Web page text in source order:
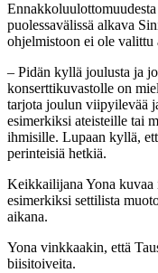
puolessavälissä alkava
ohjelmistoon ei ole valittu
– Pidän kyllä joulusta ja
konserttikuvastolle on
tarjota joulun viipyilevää
esimerkiksi ateisteille tai
ihmisille. Lupaan kyllä,
perinteisiä hetkiä.
Keikkailijana Yona kuvaa
esimerkiksi settilista
aikana.
Yona vinkkaakin, että
biisitoiveita.